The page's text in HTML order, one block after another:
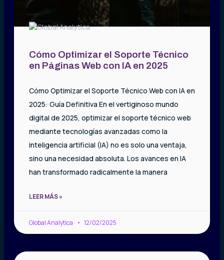
Cómo Optimizar el Soporte Técnico
en Páginas Web con IA en 2025
Cómo Optimizar el Soporte Técnico Web con IA en
2025: Guía Definitiva En el vertiginoso mundo
digital de 2025, optimizar el soporte técnico web
mediante tecnologías avanzadas como la
inteligencia artificial (IA) no es solo una ventaja,
sino una necesidad absoluta. Los avances en IA
han transformado radicalmente la manera
LEER MÁS »
Global Analytica 12/02/2025